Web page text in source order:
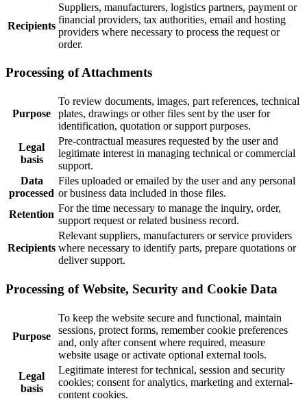
Recipients
Suppliers, manufacturers, logistics partners, payment or
financial providers, tax authorities, email and hosting
providers where necessary to process the request or
order.
Processing of Attachments
Purpose
To review documents, images, part references, technical
plates, drawings or other files sent by the user for
identification, quotation or support purposes.
Legal
basis
Pre-contractual measures requested by the user and
legitimate interest in managing technical or commercial
support.
Data
processed
Files uploaded or emailed by the user and any personal
or business data included in those files.
Retention
For the time necessary to manage the inquiry, order,
support request or related business record.
Recipients
Relevant suppliers, manufacturers or service providers
where necessary to identify parts, prepare quotations or
deliver support.
Processing of Website, Security and Cookie Data
Purpose
To keep the website secure and functional, maintain
sessions, protect forms, remember cookie preferences
and, only after consent where required, measure
website usage or activate optional external tools.
Legal
basis
Legitimate interest for technical, session and security
cookies; consent for analytics, marketing and external-
content cookies.